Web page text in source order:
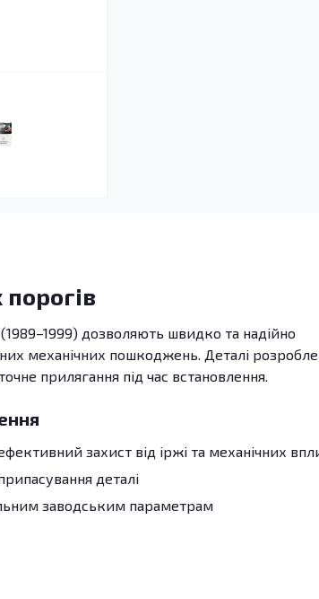
дозволяють швидко та надійно
механічних пошкоджень. Деталі
прилягання під час встановлення.
захист від іржі та механічних
деталі
заводським параметрам